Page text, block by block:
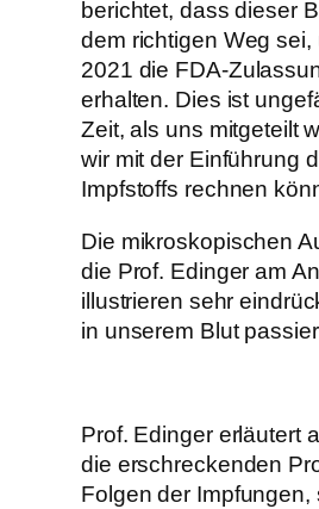
berichtet, dass dieser
dem richtigen Weg sei,
2021 die FDA-
erhalten. Dies ist
Zeit, als uns mitgeteilt
wir mit der Einführung
Impfstoffs rechnen
Die mikroskopischen
die Prof. Edinger am
illustrieren sehr
in unserem Blut
Prof. Edinger erläutert
die erschreckenden
Folgen der Impfungen,